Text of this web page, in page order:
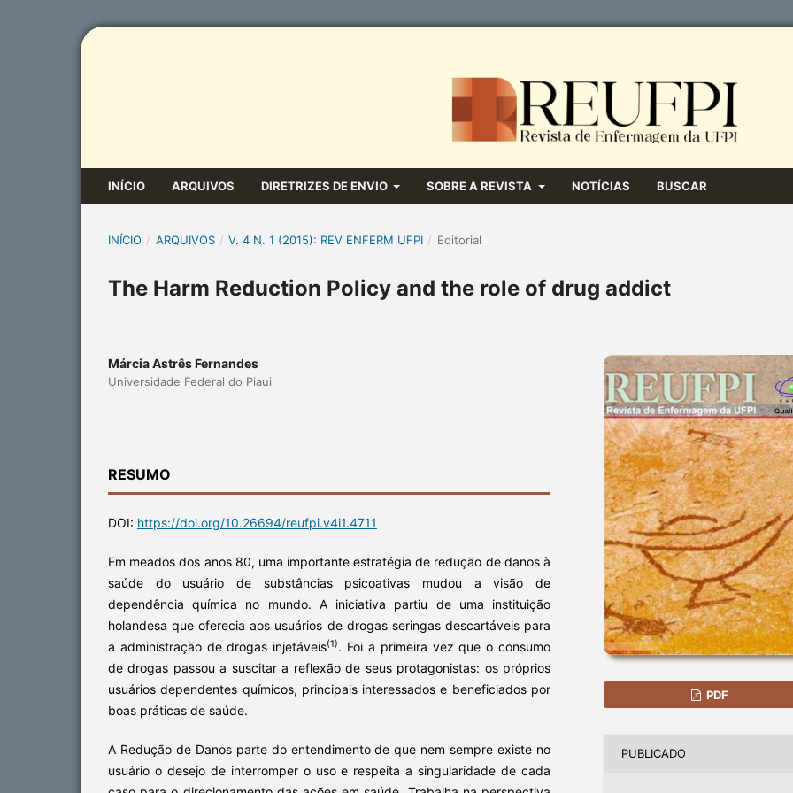
INÍCIO ARQUIVOS DIRETRIZES DE ENVIO SOBRE A REVISTA NOTÍCIAS BUSCAR
INÍCIO / ARQUIVOS / V. 4 N. 1 (2015): REV ENFERM UFPI / Editorial
The Harm Reduction Policy and the role of drug addict
Márcia Astrês Fernandes
Universidade Federal do Piaui
RESUMO
DOI: https://doi.org/10.26694/reufpi.v4i1.4711
Em meados dos anos 80, uma importante estratégia de redução de danos à
saúde do usuário de substâncias psicoativas mudou a visão de
dependência química no mundo. A iniciativa partiu de uma instituição
holandesa que oferecia aos usuários de drogas seringas descartáveis para
a administração de drogas injetáveis(1). Foi a primeira vez que o consumo
de drogas passou a suscitar a reflexão de seus protagonistas: os próprios
usuários dependentes químicos, principais interessados e beneficiados por
boas práticas de saúde.
A Redução de Danos parte do entendimento de que nem sempre existe no
usuário o desejo de interromper o uso e respeita a singularidade de cada
PDF
PUBLICADO